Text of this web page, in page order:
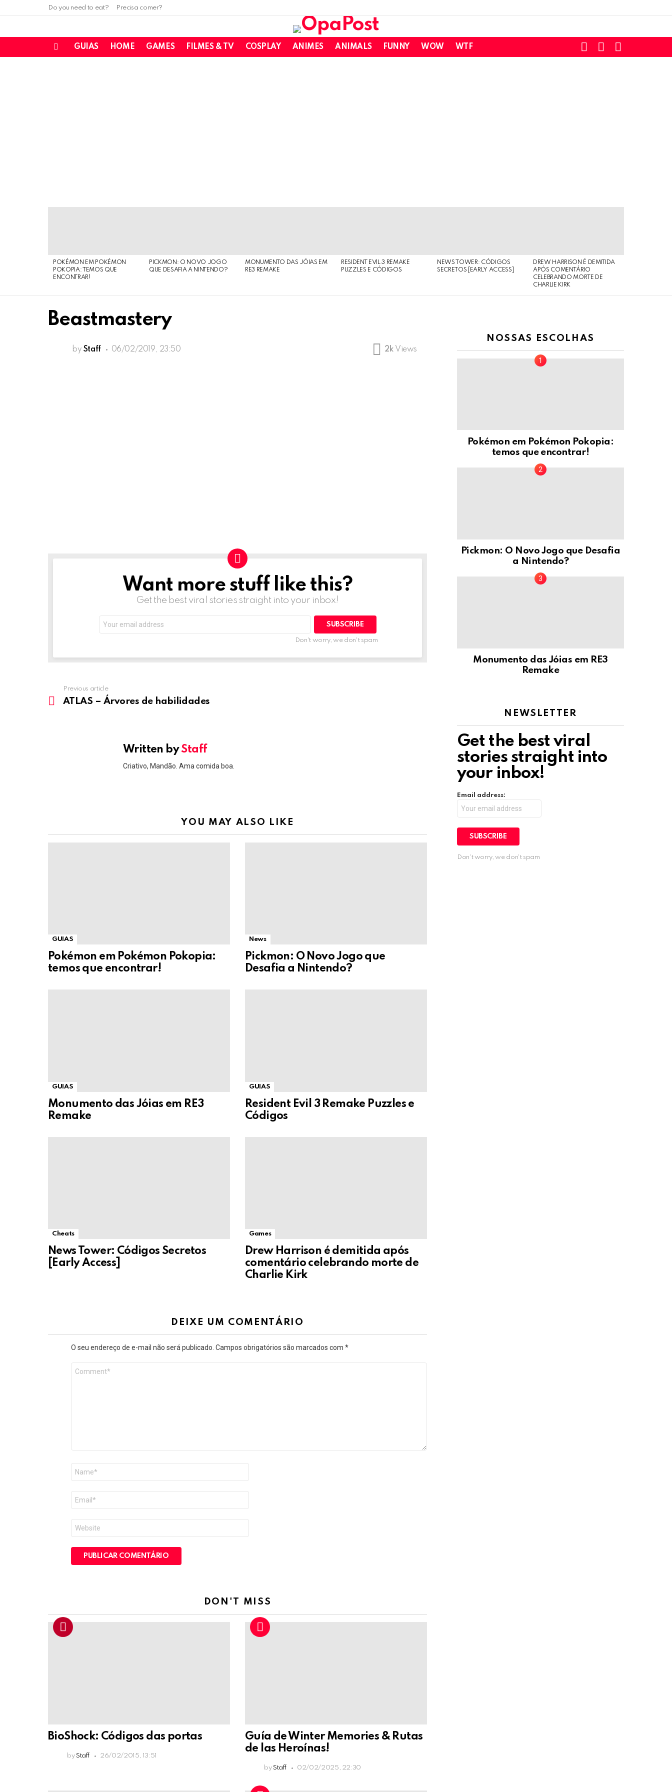
Do you need to eat? Precisa comer?
GUIAS HOME GAMES FILMES & TV COSPLAY ANIMES ANIMALS FUNNY WOW WTF
SWITCH
SKIN
SEARCH
POKÉMON EM POKÉMON
POKOPIA: TEMOS QUE
ENCONTRAR!
PICKMON: O NOVO JOGO
QUE DESAFIA A NINTENDO?
MONUMENTO DAS JÓIAS EM
RE3 REMAKE
RESIDENT EVIL 3 REMAKE
PUZZLES E CÓDIGOS
NEWS TOWER: CÓDIGOS
SECRETOS [EARLY ACCESS]
DREW HARRISON É DEMITIDA
APÓS COMENTÁRIO
CELEBRANDO MORTE DE
CHARLIE KIRK
Beastmastery
by Staff 06/02/2019, 23:50 2k Views
NEWSLETTERWant more stuff like this?
Get the best viral stories straight into your inbox!
address:
Don't worry, we don't spam
more
Previous article
ATLAS – Árvores de habilidades
Written byStaff
Criativo, Mandão. Ama comida boa.
YOU MAY ALSO LIKE
GUIAS
Pokémon em Pokémon Pokopia:
temos que encontrar!
News
Pickmon: O Novo Jogo que
Desafia a Nintendo?
GUIAS
Monumento das Jóias em RE3
Remake
GUIAS
Resident Evil 3 Remake Puzzles e
Códigos
Cheats
News Tower: Códigos Secretos
[Early Access]
Games
Drew Harrison é demitida após
comentário celebrando morte de
Charlie Kirk
DEIXE UM COMENTÁRIO
O seu endereço de e-mail não será publicado. Campos obrigatórios são marcados com *
mail
*
DON'T MISS
BioShock: Códigos das portas
by Staff 26/02/2015, 13:51
Guía de Winter Memories & Rutas
de las Heroínas!
by Staff 02/02/2025, 22:30
NOSSAS ESCOLHAS
Pokémon em Pokémon Pokopia:
temos que encontrar!
Pickmon: O Novo Jogo que Desafia
a Nintendo?
Monumento das Jóias em RE3
Remake
NEWSLETTER
Get the best viral
stories straight into
your inbox!
Email address:
Don't worry, we don't spam